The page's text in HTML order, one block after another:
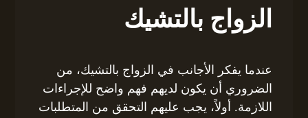
الزواج بالتشيك
عندما يفكر الأجانب في الزواج بالتشيك، من
الضروري أن يكون لديهم فهم واضح للإجراءات
اللازمة. أولاً، يجب عليهم التحقق من المتطلبات